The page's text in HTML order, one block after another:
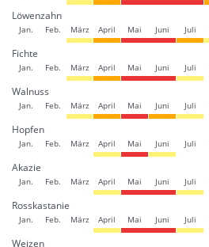
Löwenzahn
Jan. Feb. März April Mai Juni Juli
Fichte
Jan. Feb. März April Mai Juni Juli
Walnuss
Jan. Feb. März April Mai Juni Juli
Hopfen
Jan. Feb. März April Mai Juni Juli
Akazie
Jan. Feb. März April Mai Juni Juli
Rosskastanie
Jan. Feb. März April Mai Juni Juli
Weizen